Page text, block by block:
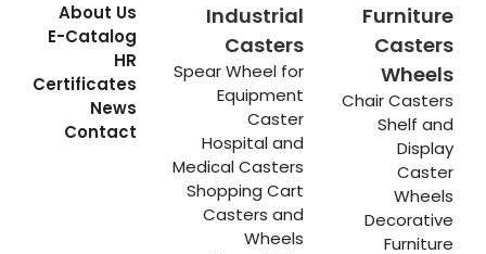
Furniture
Casters
Wheels
Chair Casters
Shelf and
Display
Caster
Wheels
Decorative
Furniture
Industrial
Casters
Spear Wheel for
Equipment
Caster
Hospital and
Medical Casters
Shopping Cart
Casters and
Wheels
About Us
E-Catalog
HR
Certificates
News
Contact